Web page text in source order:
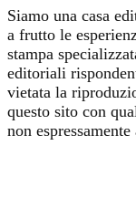
Siamo una casa
a frutto le
stampa
editoriali
vietata la
questo sito con
non